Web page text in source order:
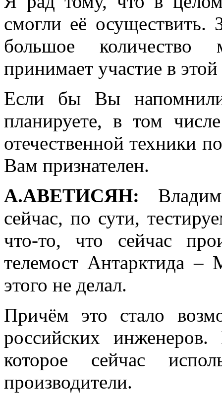
смогли её осуществить.
большое количество
принимает участие в этой
Если бы Вы
планируете, в том
отечественной техники
Вам признателен.
А.АВЕТИСЯН:
сейчас, по сути,
что-то, что сейчас
телемост Антарктида –
этого не делал.
Причём это стало
российских инженеров.
которое сейчас
производители.